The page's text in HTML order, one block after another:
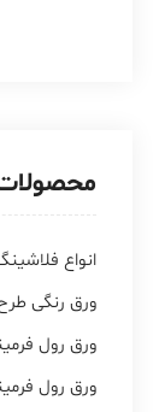
انواع
ورق رنگی
ورق رول
ورق رول